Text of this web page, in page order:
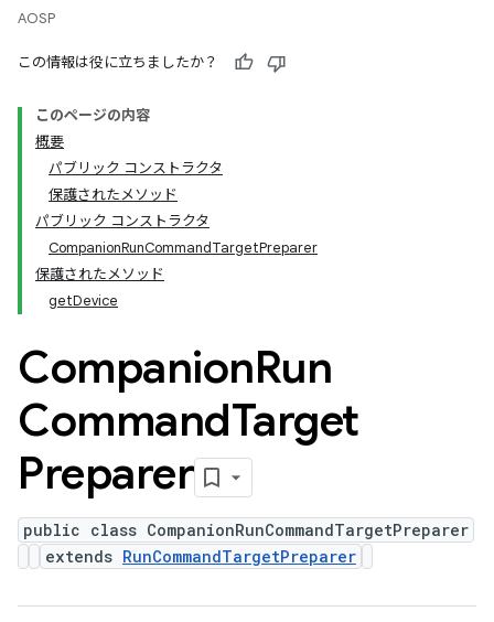
AOSP
この情報は役に立ちましたか？
このページの内容
概要
パブリック コンストラクタ
保護されたメソッド
パブリック コンストラクタ
CompanionRunCommandTargetPreparer
保護されたメソッド
getDevice
CompanionRun
CommandTarget
Preparer
public class CompanionRunCommandTargetPreparer
extends RunCommandTargetPreparer